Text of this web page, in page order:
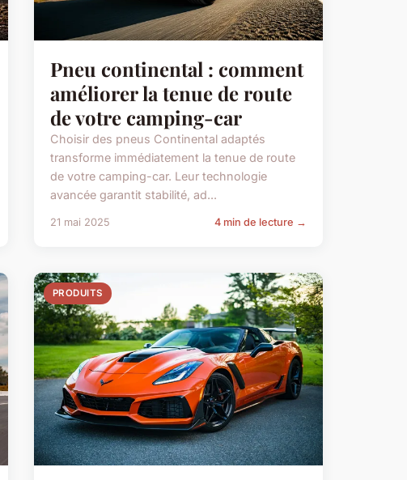
Pneu continental : comment
améliorer la tenue de route
de votre camping-car
Choisir des pneus Continental adaptés
transforme immédiatement la tenue de route
de votre camping-car. Leur technologie
avancée garantit stabilité, ad...
21 mai 2025 4 min de lecture →
PRODUITS